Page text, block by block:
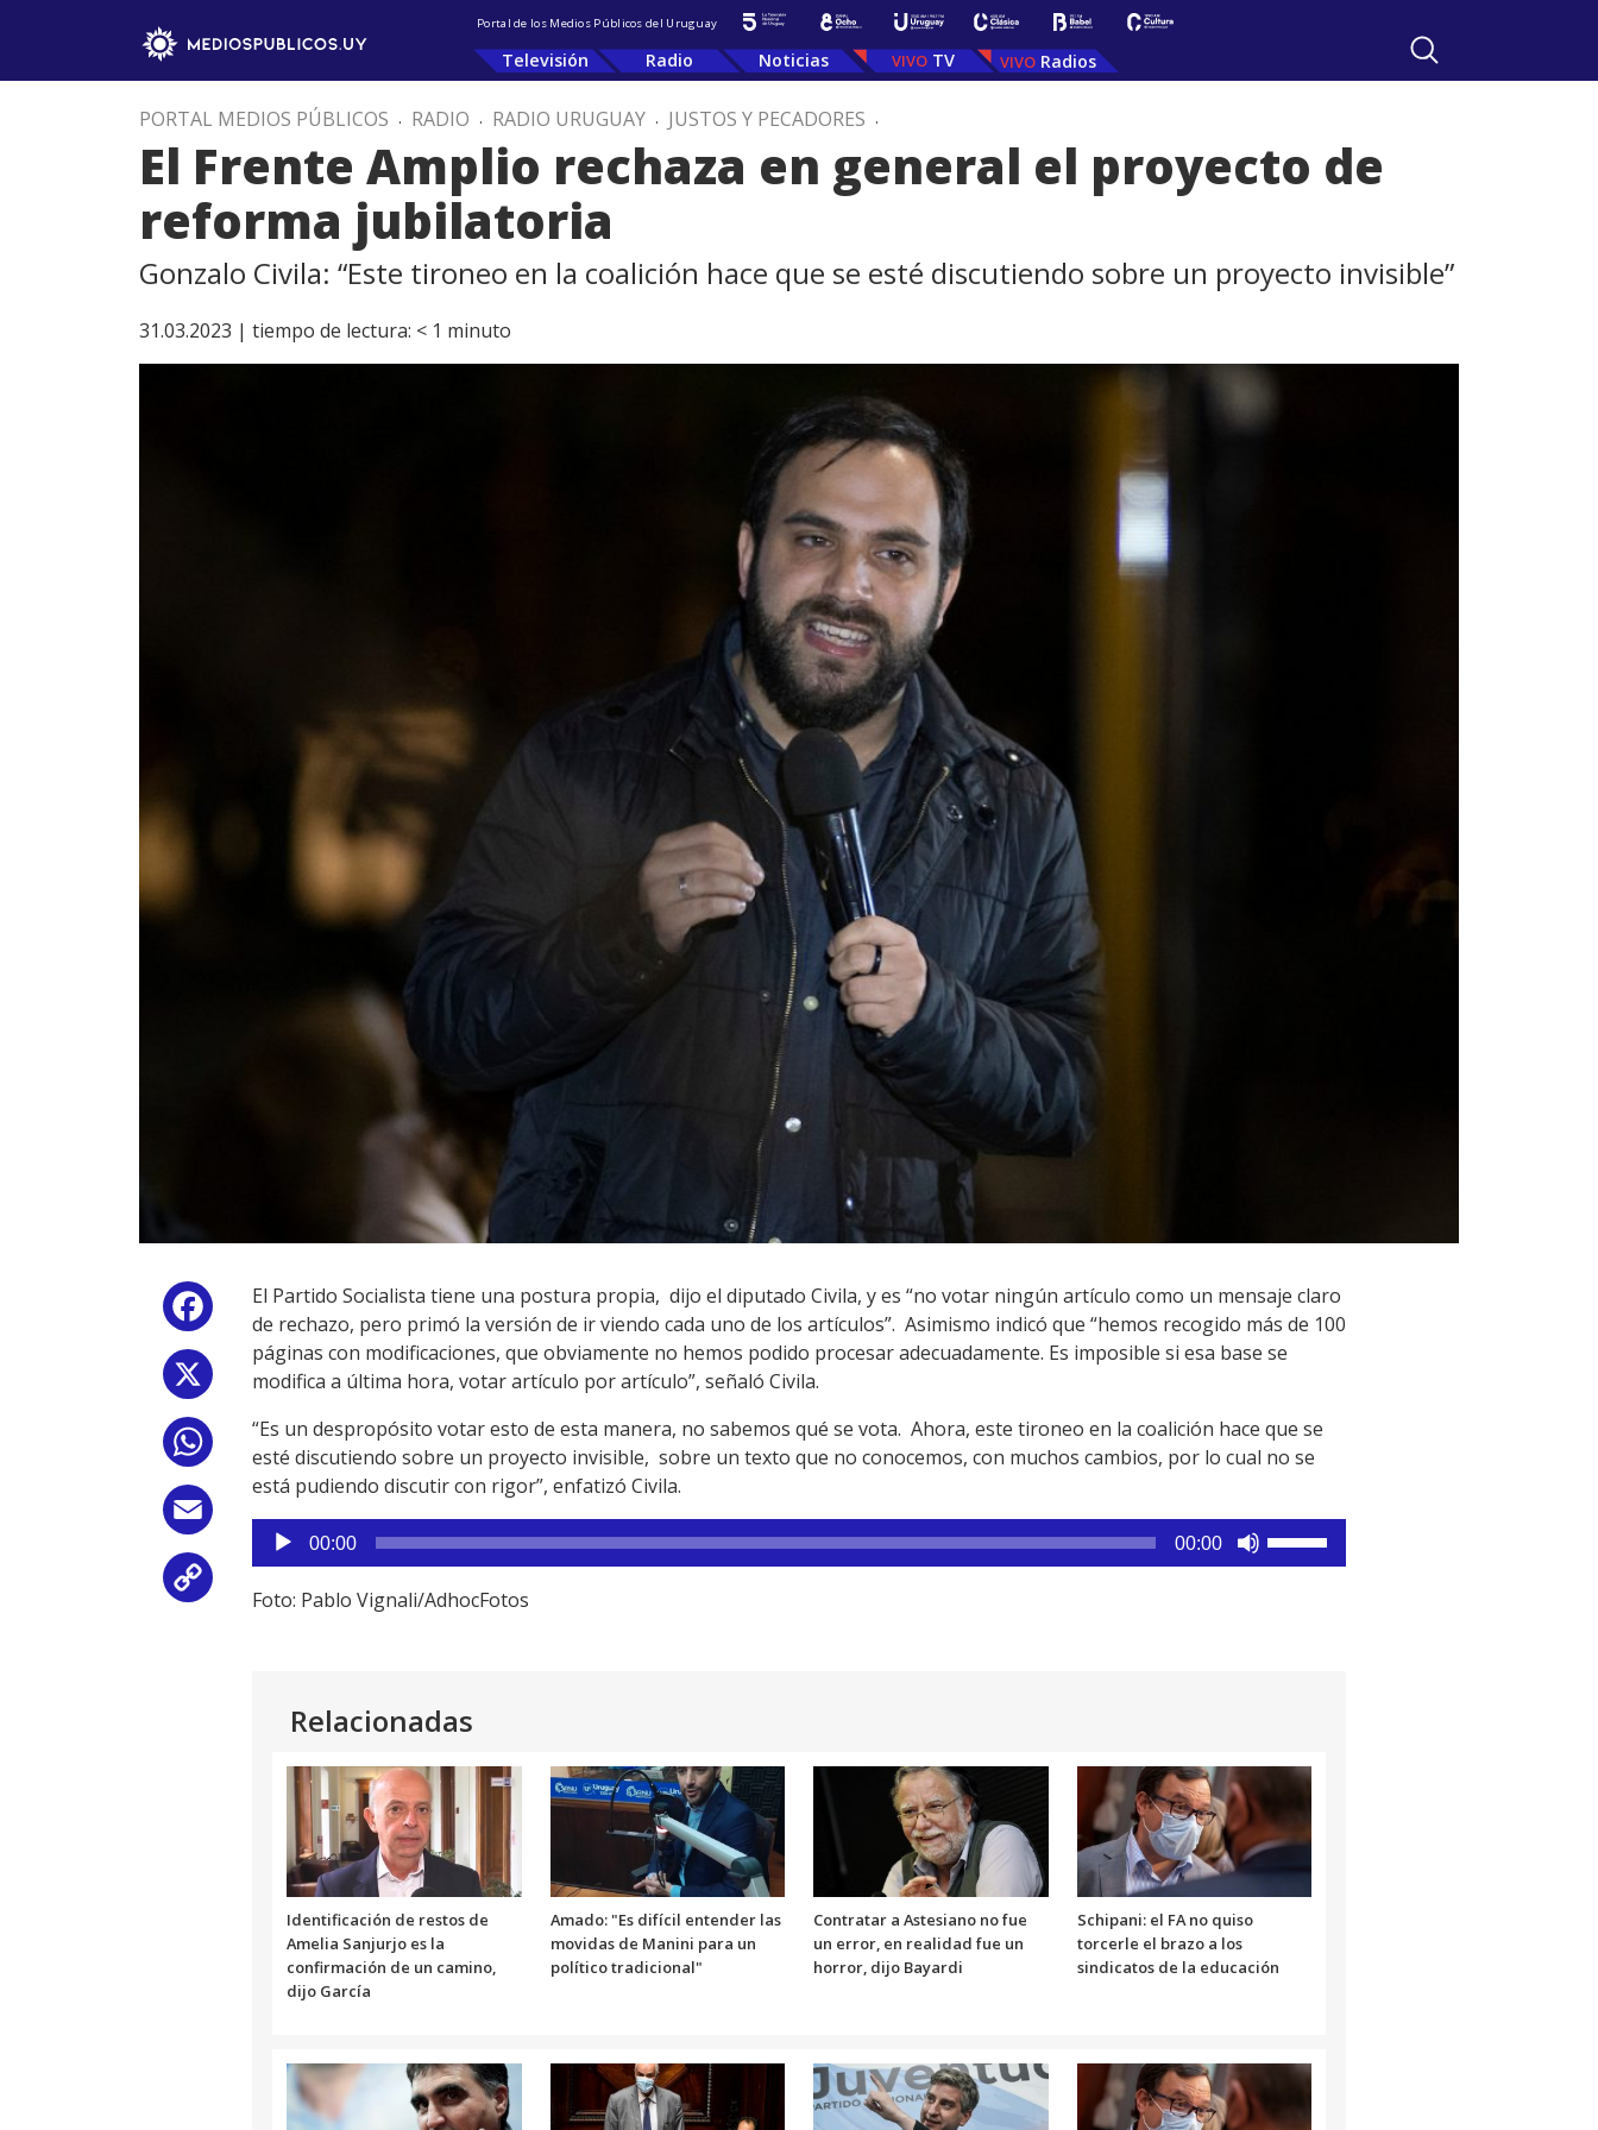
Portal de los Medios Públicos del Uruguay
Televisión Radio Noticias TV Radios
PORTAL MEDIOS PÚBLICOS . RADIO . RADIO URUGUAY . JUSTOS Y PECADORES .
El Frente Amplio rechaza en general el proyecto de
reforma jubilatoria
Gonzalo Civila: “Este tironeo en la coalición hace que se esté discutiendo sobre un proyecto invisible”
31.03.2023 | tiempo de lectura: < 1 minuto
Facebook
WhatsApp
Email
El Partido Socialista tiene una postura propia, dijo el diputado Civila, y es “no votar ningún artículo como un mensaje claro
de rechazo, pero primó la versión de ir viendo cada uno de los artículos”. Asimismo indicó que “hemos recogido más de 100
páginas con modificaciones, que obviamente no hemos podido procesar adecuadamente. Es imposible si esa base se
modifica a última hora, votar artículo por artículo”, señaló Civila.
“Es un despropósito votar esto de esta manera, no sabemos qué se vota. Ahora, este tironeo en la coalición hace que se
esté discutiendo sobre un proyecto invisible, sobre un texto que no conocemos, con muchos cambios, por lo cual no se
está pudiendo discutir con rigor”, enfatizó Civila.
Reproductor
de
audio
00:00 00:00
el
volumen.
Foto: Pablo Vignali/AdhocFotos
Relacionadas
Identificación de restos de
Amelia Sanjurjo es la
confirmación de un camino,
dijo García
Amado: "Es difícil entender las
movidas de Manini para un
político tradicional"
Contratar a Astesiano no fue
un error, en realidad fue un
horror, dijo Bayardi
Schipani: el FA no quiso
torcerle el brazo a los
sindicatos de la educación